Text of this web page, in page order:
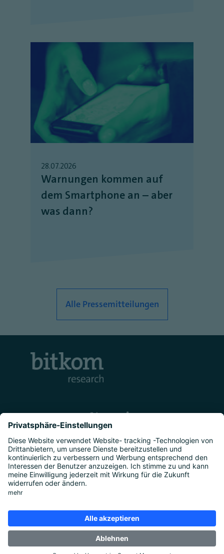
28.07.2026
Warnungen kommen auf
dem Smartphone an – aber
was dann?
Alle Pressemitteilungen
Kontakt
Rechtliches
Datenschutz|Cookie-